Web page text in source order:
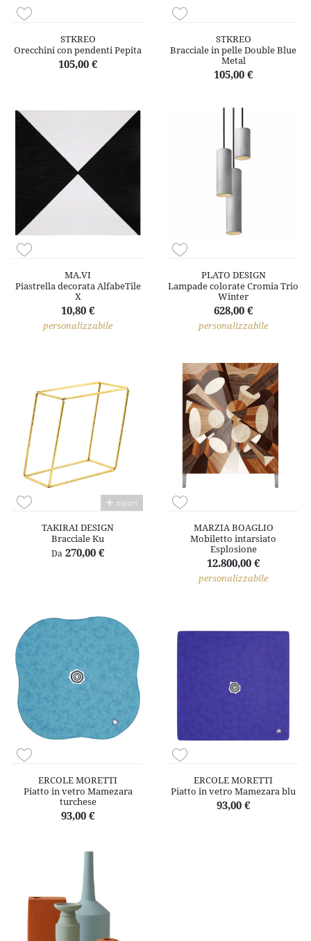
STKREO
Orecchini con pendenti Pepita
105,00 €
STKREO
Bracciale in pelle Double Blue
Metal
105,00 €
MA.VI
Piastrella decorata AlfabeTile
X
10,80 €
personalizzabile
PLATO DESIGN
Lampade colorate Cromia Trio
Winter
628,00 €
personalizzabile
colori
TAKIRAI DESIGN
Bracciale Ku
Da 270,00 €
MARZIA BOAGLIO
Mobiletto intarsiato
Esplosione
12.800,00 €
personalizzabile
ERCOLE MORETTI
Piatto in vetro Mamezara
turchese
93,00 €
ERCOLE MORETTI
Piatto in vetro Mamezara blu
93,00 €